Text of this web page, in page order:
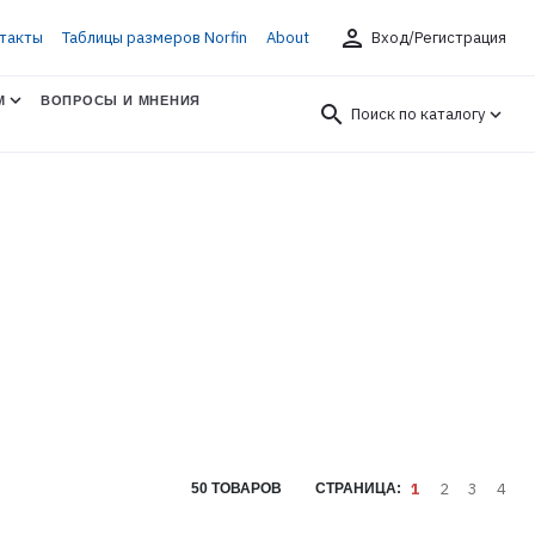
Таблицы размеров Norfin About person Вход/Регистрация
ВОПРОСЫ И МНЕНИЯ
search Поиск по каталогу
50 ТОВАРОВ СТРАНИЦА: 1 2 3
4